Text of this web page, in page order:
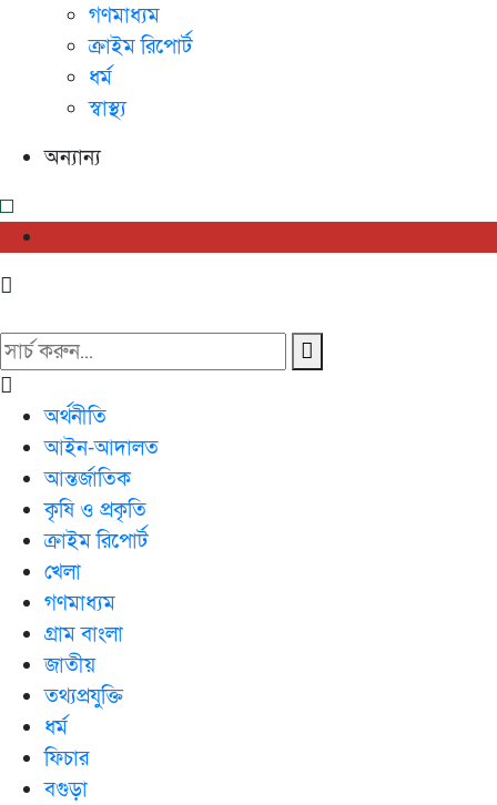
গণমাধ্যম
ক্রাইম রিপোর্ট
ধর্ম
স্বাস্থ্য
অন্যান্য
অর্থনীতি
আইন-আদালত
আন্তর্জাতিক
কৃষি ও প্রকৃতি
ক্রাইম রিপোর্ট
খেলা
গণমাধ্যম
গ্রাম বাংলা
জাতীয়
তথ্যপ্রযুক্তি
ধর্ম
ফিচার
বগুড়া